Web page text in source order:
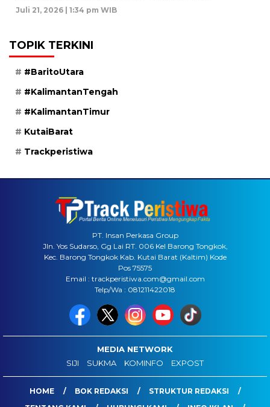
Juli 21, 2026 | 1:34 pm WIB
TOPIK TERKINI
#BaritoUtara
#KalimantanTengah
#KalimantanTimur
KutaiBarat
Trackperistiwa
PT. Insan Perkasa Group
Jln. Yos Sudarso, Gg Lai RT. 006 Kel Barong Tongkok,
Kec. Barong Tongkok Kab. Kutai Barat (Kaltim) Kode
Pos 75575
Email : trackperistiwa.com@gmail.com
Telp/Wa : 081211422018
MEDIA NETWORK
SIJI
SUKMA KOMINFO EXPOST
HOME BOK REDAKSI
STRUKTUR REDAKSI